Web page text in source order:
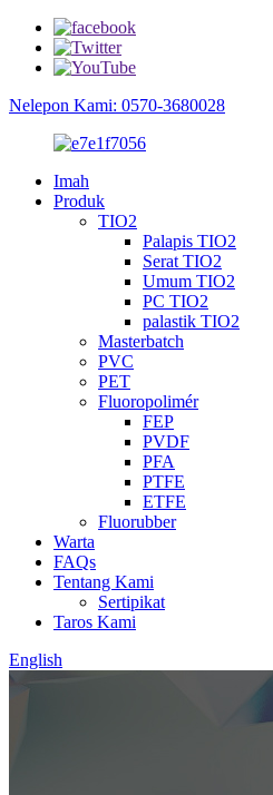
Nelepon Kami: 0570-3680028
Imah
Produk
TIO2
Palapis TIO2
Serat TIO2
Umum TIO2
PC TIO2
palastik TIO2
Masterbatch
PVC
PET
Fluoropolimér
FEP
PVDF
PFA
PTFE
ETFE
Fluorubber
Warta
FAQs
Tentang Kami
Sertipikat
Taros Kami
English